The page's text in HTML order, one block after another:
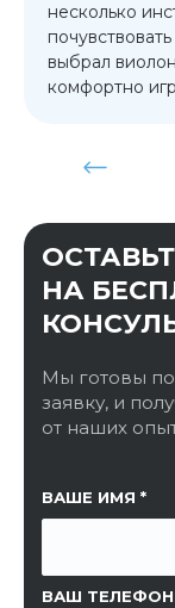
несколько
выбрал
комфортно
НА
Мы готовы
заявку, и
от наших
ВАШЕ ИМЯ
ВАШ ТЕЛЕФОН
ССЫЛКА НА